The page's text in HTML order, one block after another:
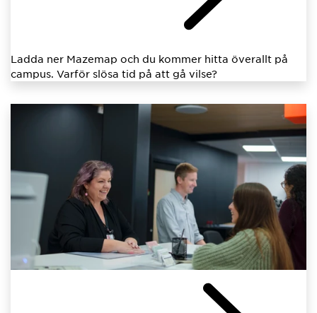
Ladda ner Mazemap och du kommer hitta överallt på
campus. Varför slösa tid på att gå vilse?